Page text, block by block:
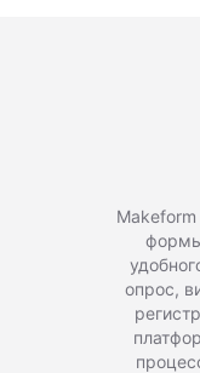
Makeform
опрос,